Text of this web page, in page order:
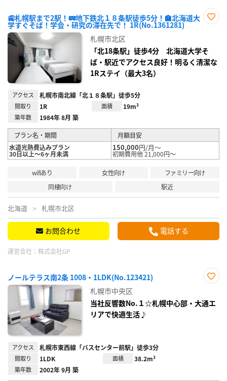
🚉札幌駅まで2駅！🚃地下鉄北１８条駅徒歩5分！🏫北海道大
学すぐそば！学会・研究の滞在先で！ 1R(No.1361281)
録
札幌市北区
「北18条駅」徒歩4分 北海道大学そ
ば・駅近でアクセス良好！明るく清潔な
1Rステイ（最大3名）
アクセス 札幌市南北線「北１８条駅」徒歩5分
間取り 1R 面積 19m²
築年数 1984年 8月 築
プラン名・期間
月額目安
水道光熱費込みプラン
30日以上～6ヶ月未満
150,000円/月～
初期費用他 21,000円～
wifiあり 女性向け
ファミリー向け
同棲向け
駅近
北海道 札幌市北区
お問合わせ 電話する
運営会社： 株式会社GP
ノールテラス南2条 1008・1LDK(No.123421)
り登
録
札幌市中央区
当社反響数No.１☆札幌中心部・大通エ
リアで快適生活♪
アクセス 札幌市東西線「バスセンター前駅」徒歩3分
間取り 1LDK 面積 38.2m²
築年数 2002年 9月 築